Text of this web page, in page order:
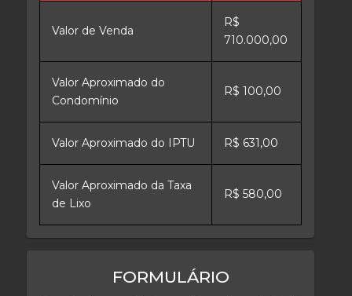
Valor de Venda
R$
710.000,00
Valor Aproximado do
Condomínio
R$ 100,00
Valor Aproximado do IPTU R$ 631,00
Valor Aproximado da Taxa
de Lixo
R$ 580,00
FORMULÁRIO